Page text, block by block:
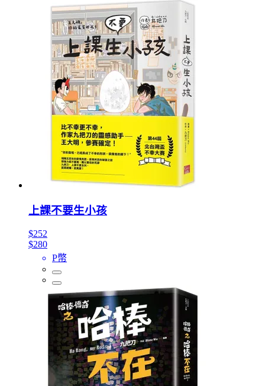
上課不要生小孩
$252
$280
P幣